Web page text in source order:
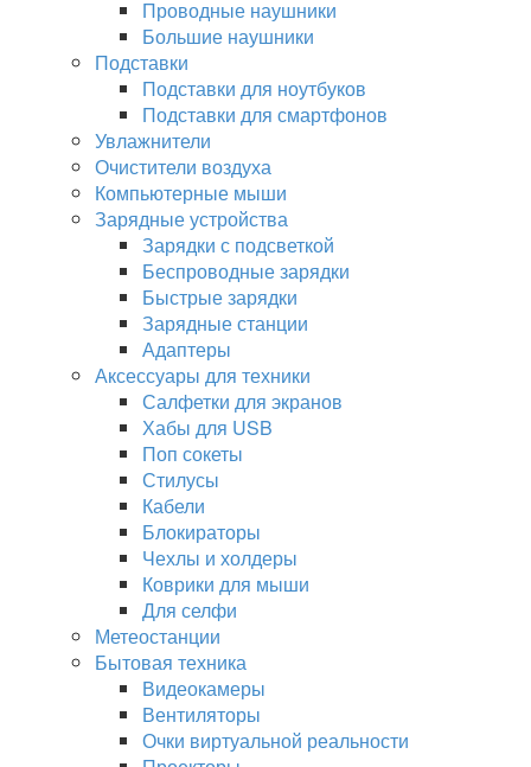
Проводные наушники
Большие наушники
Подставки
Подставки для ноутбуков
Подставки для смартфонов
Увлажнители
Очистители воздуха
Компьютерные мыши
Зарядные устройства
Зарядки с подсветкой
Беспроводные зарядки
Быстрые зарядки
Зарядные станции
Адаптеры
Аксессуары для техники
Салфетки для экранов
Хабы для USB
Поп сокеты
Стилусы
Кабели
Блокираторы
Чехлы и холдеры
Коврики для мыши
Для селфи
Метеостанции
Бытовая техника
Видеокамеры
Вентиляторы
Очки виртуальной реальности